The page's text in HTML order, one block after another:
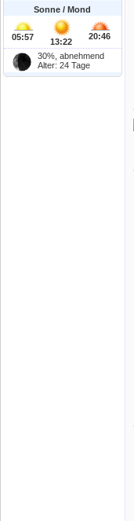
Sonne / Mond
05:57 13:22
20:46
30%, abnehmend
Alter: 24 Tage